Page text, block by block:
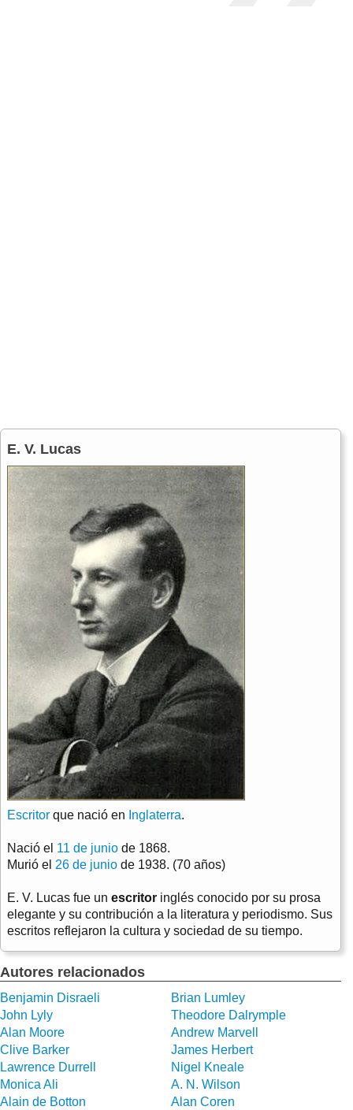
E. V. Lucas
Escritor que nació en Inglaterra.
Nació el 11 de junio de 1868.
Murió el 26 de junio de 1938. (70 años)
E. V. Lucas fue un escritor inglés conocido por su prosa
elegante y su contribución a la literatura y periodismo. Sus
escritos reflejaron la cultura y sociedad de su tiempo.
Autores relacionados
Benjamin Disraeli
Brian Lumley
John Lyly
Theodore Dalrymple
Alan Moore
Andrew Marvell
Clive Barker
James Herbert
Lawrence Durrell
Nigel Kneale
Monica Ali
A. N. Wilson
Alain de Botton
Alan Coren